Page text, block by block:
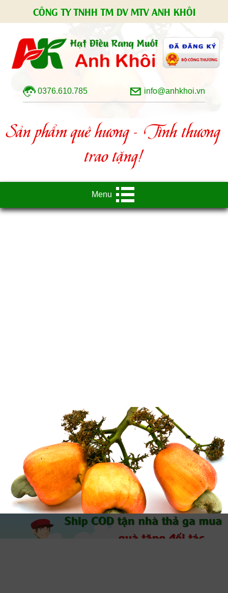
CÔNG TY TNHH TM DV MTV ANH KHÔI
0376.610.785 info@anhkhoi.vn
Sản phẩm quê hương - Tình thương
trao tặng!
Menu